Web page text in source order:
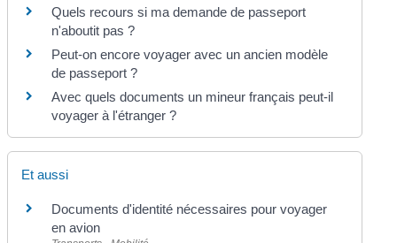
Quels recours si ma demande de passeport
n'aboutit pas ?
Peut-on encore voyager avec un ancien modèle
de passeport ?
Avec quels documents un mineur français peut-il
voyager à l'étranger ?
Et aussi
Documents d'identité nécessaires pour voyager
en avion